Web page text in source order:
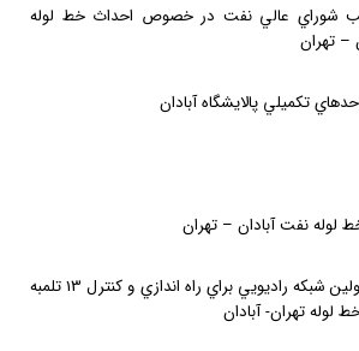
شوراي عالي نفت در خصوص احداث خط لوله
– تهران
تكميلي پالايشگاه آبادان
لوله نفت آبادان – تهران
احداث اولين شبكه راديويي براي راه اندازي و كنترل 13 تلمبه
لوله تهران- آبادان